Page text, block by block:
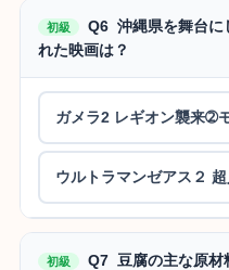
初級
Q6 沖縄県を舞台に
れた映画は？
ガメラ2 レギオン襲来➁
ウルトラマンゼアス２
初級
Q7 豆腐の主な原材